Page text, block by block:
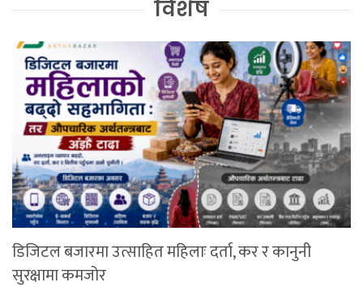
विशेष
डिजिटल बजारमा उत्साहित महिलाः दर्ता, कर र कानुनी
सुरक्षामा कमजोर